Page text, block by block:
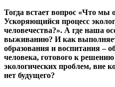
Тогда встает вопрос «Что
Ускоряющийся процесс
человечества?». А где наша
выживанию? И как
образования и воспитания –
человека, готового к
экологических проблем, вне
нет будущего?